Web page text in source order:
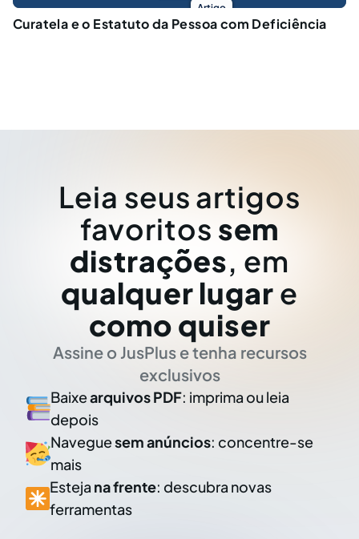
Artigo
Curatela e o Estatuto da Pessoa com Deficiência
Leia seus artigos
favoritos sem
distrações, em
qualquer lugar e
como quiser
Assine o JusPlus e tenha recursos
exclusivos
Baixearquivos PDF: imprima ou leia
depois
Naveguesem anúncios: concentre-se
mais
Esteja na frente: descubra novas
ferramentas